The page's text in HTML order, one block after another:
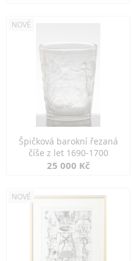
NOVÉ
Špičková barokní řezaná
číše z let 1690-1700
25 000 Kč
NOVÉ